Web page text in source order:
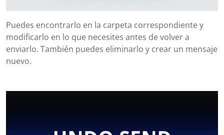
Puedes encontrarlo en la carpeta correspondiente y
modificarlo en lo que necesites antes de volver a
enviarlo. También puedes eliminarlo y crear un mensaje
nuevo.